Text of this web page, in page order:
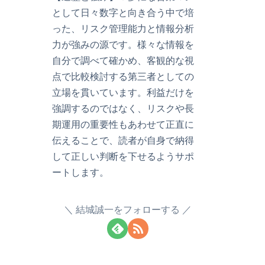
として日々数字と向き合う中で培
った、リスク管理能力と情報分析
力が強みの源です。様々な情報を
自分で調べて確かめ、客観的な視
点で比較検討する第三者としての
立場を貫いています。利益だけを
強調するのではなく、リスクや長
期運用の重要性もあわせて正直に
伝えることで、読者が自身で納得
して正しい判断を下せるようサポ
ートします。
結城誠一をフォローする